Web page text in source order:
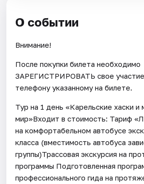
О событии
Внимание!
После покупки билета необходимо
ЗАРЕГИСТРИРОВАТЬ свое
телефону указанному на билете.
Тур на 1 день «Карельские хаски и
мир»Входит в стоимость: Тариф
на комфортабельном автобусе
класса (вместимость автобуса
группы)Трассовая экскурсия на
программы Подготовленная
профессионального гида на